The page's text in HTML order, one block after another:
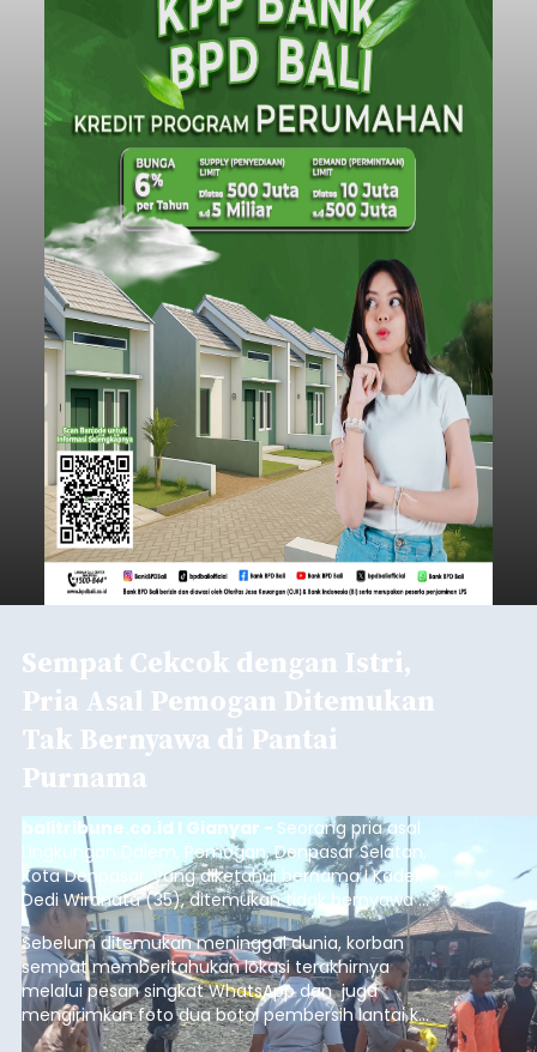
Sempat Cekcok dengan Istri,
Pria Asal Pemogan Ditemukan
Tak Bernyawa di Pantai
Purnama
balitribune.co.id I Gianyar - Seorang pria asal
Lingkungan Dalem, Pemogan, Denpasar Selatan,
Kota Denpasar, yang diketahui bernama I Kadek
Dedi Wiranata (35), ditemukan tidak bernyawa di
pesisir Pantai Purnama, Sukawati.
Sebelum ditemukan meninggal dunia, korban
sempat memberitahukan lokasi terakhirnya
melalui pesan singkat WhatsApp dan juga
mengirimkan foto dua botol pembersih lantai ke
istrinya.